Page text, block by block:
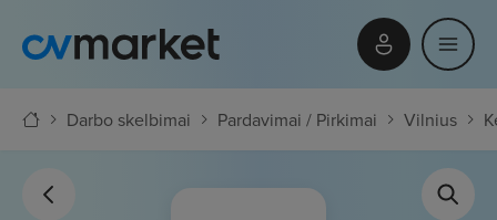
Darbo skelbimai Pardavimai / Pirkimai Vilnius